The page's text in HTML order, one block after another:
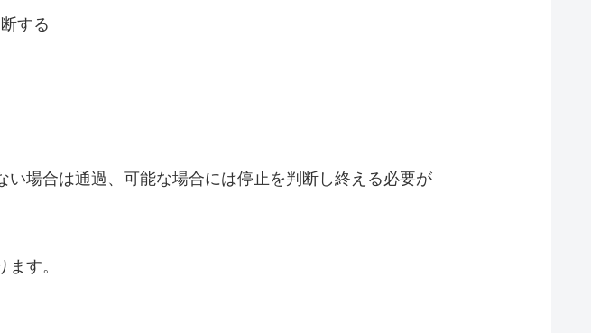
する
場合は通過、可能な場合には停止を判断し終える必要が
す。